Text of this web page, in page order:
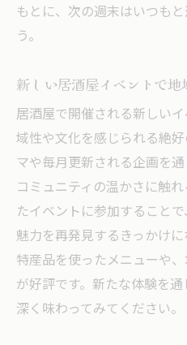
もとに、次の週末はいつも
う。
新しい居酒屋イベントで
居酒屋で開催される新しい
域性や文化を感じられる絶
マや毎月更新される企画を
コミュニティの温かさに触
たイベントに参加すること
魅力を再発見するきっかけ
特産品を使ったメニューや
が好評です。新たな体験を
深く味わってみてください。